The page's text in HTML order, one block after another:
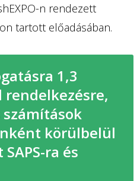
n rendezett
tartott előadásában.
1,3
körülbelül
ra és